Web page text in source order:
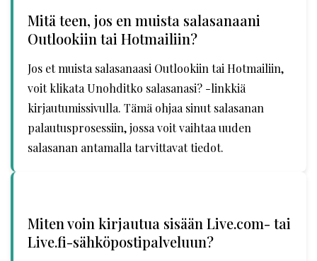
Mitä teen, jos en muista salasanaani
Outlookiin tai Hotmailiin?
Jos et muista salasanaasi Outlookiin tai Hotmailiin,
voit klikata Unohditko salasanasi? -linkkiä
kirjautumissivulla. Tämä ohjaa sinut salasanan
palautusprosessiin, jossa voit vaihtaa uuden
salasanan antamalla tarvittavat tiedot.
Miten voin kirjautua sisään Live.com- tai
Live.fi-sähköpostipalveluun?